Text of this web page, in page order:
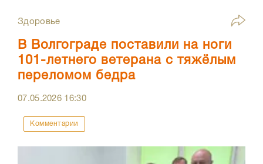
Здоровье
В Волгограде поставили на ноги
101-летнего ветерана с тяжёлым
переломом бедра
07.05.2026 16:30
Комментарии